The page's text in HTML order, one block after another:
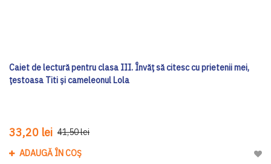
Caiet de lectură pentru clasa III. Învăț să citesc cu prietenii mei,
țestoasa Titi și cameleonul Lola
33,20 lei 41,50 lei
ADAUGĂ ÎN COȘ